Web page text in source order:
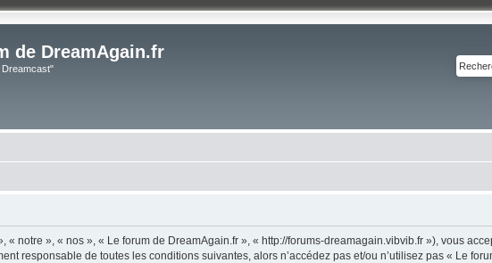
de DreamAgain.fr
Dreamcast"
notre », « nos », « Le forum de DreamAgain.fr », « http://forums-dreamagain.vibvib.fr »), vous
responsable de toutes les conditions suivantes, alors n’accédez pas et/ou n’utilisez pas « Le